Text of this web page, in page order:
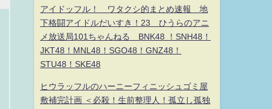
アイドッフル！ ワタクシ的まとめ速報 地
下格闘アイドルだいすき！23 ひうらのアニ
メ放送局101ちゃんねる BNK48 ！SNH48！
JKT48！MNL48！SGO48！GNZ48！
STU48！SKE48
ヒウラッフルのハーニーフィニッシュゴミ屋
敷補完計画 ＜必殺！生前整理人！孤立し孤独